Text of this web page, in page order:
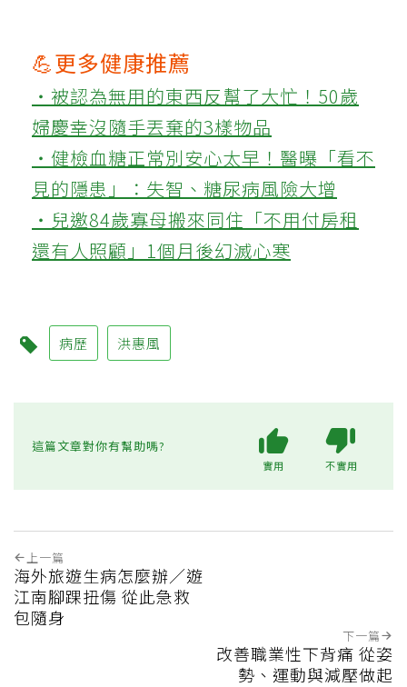
💪更多健康推薦
‧被認為無用的東西反幫了大忙！50歲
婦慶幸沒隨手丟棄的3樣物品
‧健檢血糖正常別安心太早！醫曝「看不
見的隱患」：失智、糖尿病風險大增
‧兒邀84歲寡母搬來同住「不用付房租
還有人照顧」1個月後幻滅心寒
病歷 洪惠風
這篇文章對你有幫助嗎?
實用 不實用
上一篇
海外旅遊生病怎麼辦／遊
江南腳踝扭傷 從此急救
包隨身
下一篇
改善職業性下背痛 從姿
勢、運動與減壓做起